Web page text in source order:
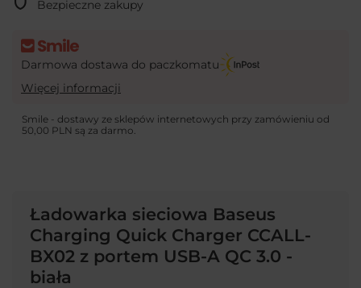
Bezpieczne zakupy
Darmowa dostawa do paczkomatu
Więcej informacji
Smile - dostawy ze sklepów internetowych przy zamówieniu od
50,00 PLN są za darmo.
Ładowarka sieciowa Baseus
Charging Quick Charger CCALL-
BX02 z portem USB-A QC 3.0 -
biała